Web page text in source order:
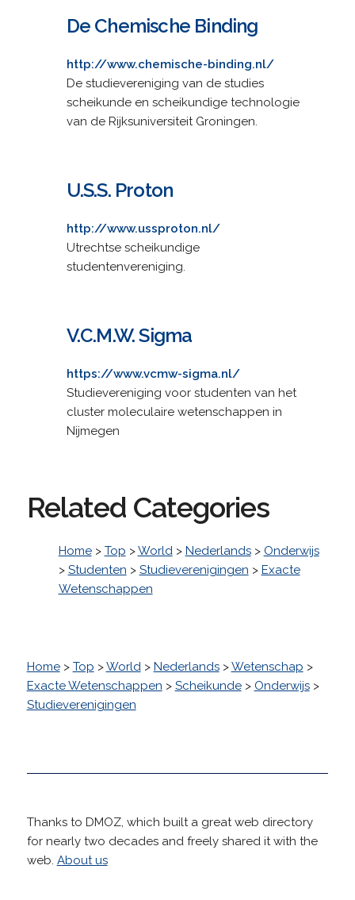
De Chemische Binding
http://www.chemische-binding.nl/
De studievereniging van de studies
scheikunde en scheikundige technologie
van de Rijksuniversiteit Groningen.
U.S.S. Proton
http://www.ussproton.nl/
Utrechtse scheikundige
studentenvereniging.
V.C.M.W. Sigma
https://www.vcmw-sigma.nl/
Studievereniging voor studenten van het
cluster moleculaire wetenschappen in
Nijmegen
Related Categories
Home> Top >World> Nederlands> Onderwijs
> Studenten > Studieverenigingen > Exacte
Wetenschappen
Home> Top >World> Nederlands>Wetenschap >
Exacte Wetenschappen > Scheikunde> Onderwijs>
Studieverenigingen
Thanks to DMOZ, which built a great web directory
for nearly two decades and freely shared it with the
web. About us